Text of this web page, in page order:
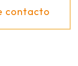
contacto